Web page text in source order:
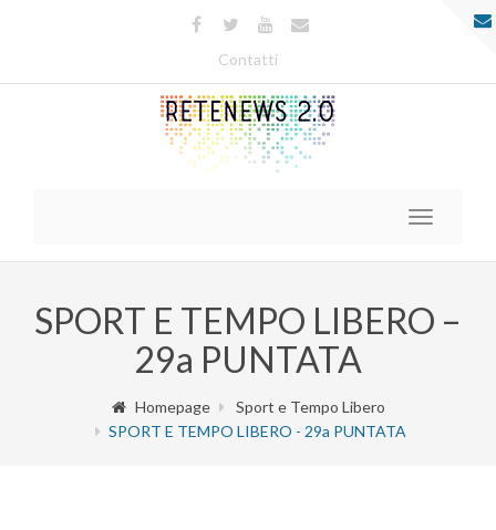
Contatti
Toggle
SPORT E TEMPO LIBERO –
29a PUNTATA
Homepage
Sport e Tempo Libero
SPORT E TEMPO LIBERO - 29a PUNTATA